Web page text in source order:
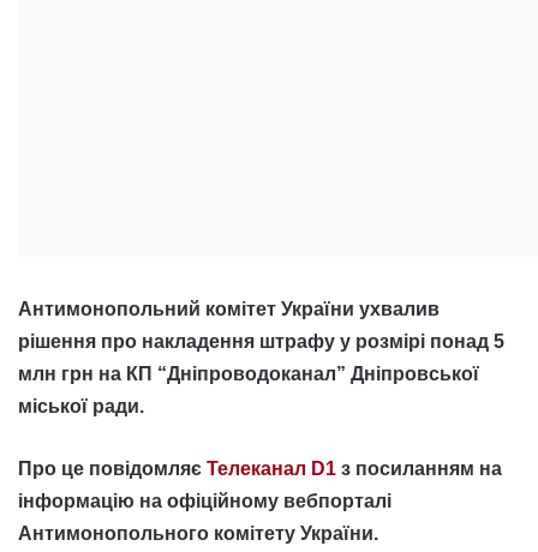
Антимонопольний комітет України ухвалив
рішення про накладення штрафу у розмірі понад 5
млн грн на КП “Дніпроводоканал” Дніпровської
міської ради.
Про це повідомляє Телеканал D1 з посиланням на
інформацію на офіційному вебпорталі
Антимонопольного комітету України.